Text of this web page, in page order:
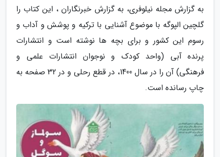
به گزارش مجله نیلوفری، به گزارش خبرنگاران ، این کتاب را
گلچین الپوگه با موضوع آشنایی با ترکیه و پوشش و آداب و
رسوم این کشور و برای بچه ها نوشته است و انتشارات
پرنده آبی (واحد کودک و نوجوان انتشارات علمی و
فرهنگی) آن را در سال 1400، در قطع رحلی و در 32 صفحه به
چاپ رسانده است.